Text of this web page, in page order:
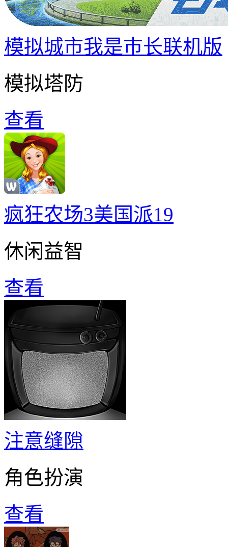
模拟城市我是巿长联机版
模拟塔防
查看
疯狂农场3美国派19
休闲益智
查看
注意缝隙
角色扮演
查看